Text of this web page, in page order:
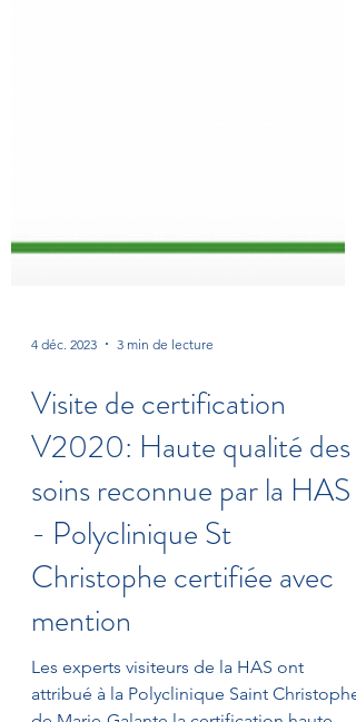
4 déc. 2023 3 min de lecture
Visite de certification
V2020: Haute qualité des
soins reconnue par la HAS
- Polyclinique St
Christophe certifiée avec
mention